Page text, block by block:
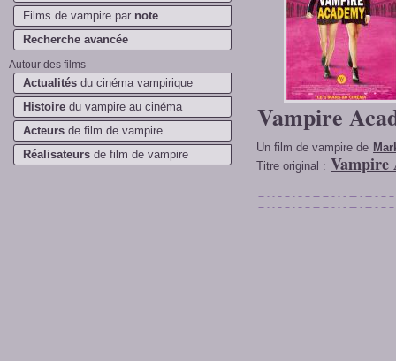
Films de vampire par note
Recherche avancée
Autour des films
Actualités du cinéma vampirique
Histoire du vampire au cinéma
Acteurs de film de vampire
Réalisateurs de film de vampire
Vampire
Un film de vampire de
Titre original : Vampire